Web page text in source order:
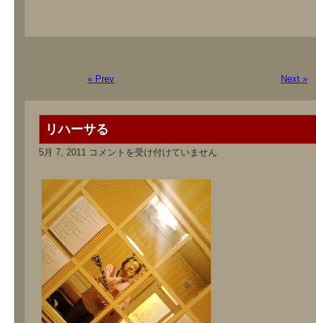
« Prev Next »
リハーサる
5月 7, 2011 リ
サ
る
は
コメントを受け付けていません